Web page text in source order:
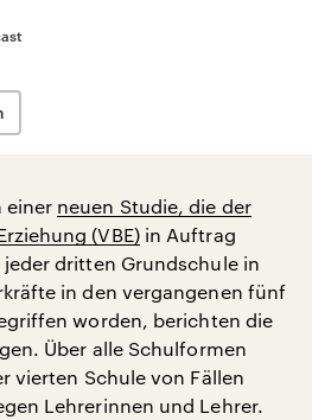
einer neuen Studie, die der
(VBE)in Auftrag
dritten Grundschule in
in den vergangenen fünf
worden, berichten die
Über alle Schulformen
vierten Schule von Fällen
Lehrerinnen und Lehrer.